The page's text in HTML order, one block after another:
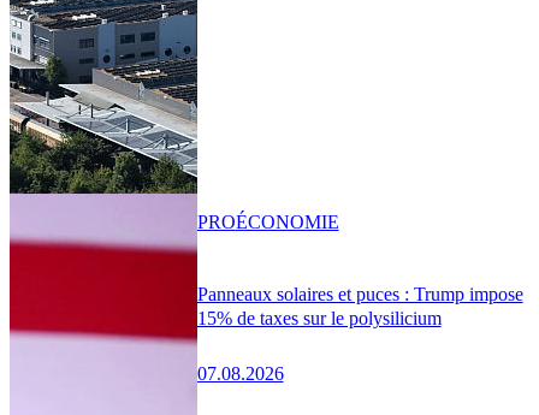
Panneaux solaires et puces : Trump impose
15% de taxes sur le polysilicium
07.08.2026
PROÉCONOMIE